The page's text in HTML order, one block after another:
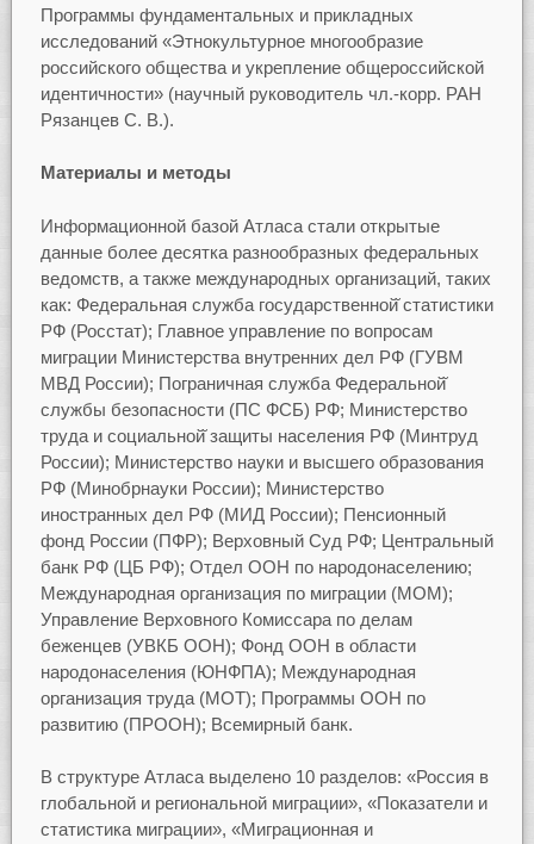
Программы фундаментальных и прикладных
исследований «Этнокультурное многообразие
российского общества и укрепление общероссийской
идентичности» (научный руководитель чл.-корр. РАН
Рязанцев С. В.).
Материалы и методы
Информационной базой Атласа стали открытые
данные более десятка разнообразных федеральных
ведомств, а также международных организаций, таких
как: Федеральная служба государственной̆ статистики
РФ (Росстат); Главное управление по вопросам
миграции Министерства внутренних дел РФ (ГУВМ
МВД России); Пограничная служба Федеральной̆
службы безопасности (ПС ФСБ) РФ; Министерство
труда и социальной̆ защиты населения РФ (Минтруд
России); Министерство науки и высшего образования
РФ (Минобрнауки России); Министерство
иностранных дел РФ (МИД России); Пенсионный
фонд России (ПФР); Верховный Суд РФ; Центральный
банк РФ (ЦБ РФ); Отдел ООН по народонаселению;
Международная организация по миграции (МОМ);
Управление Верховного Комиссара по делам
беженцев (УВКБ ООН); Фонд ООН в области
народонаселения (ЮНФПА); Международная
организация труда (МОТ); Программы ООН по
развитию (ПРООН); Всемирный банк.
В структуре Атласа выделено 10 разделов: «Россия в
глобальной и региональной миграции», «Показатели и
статистика миграции», «Миграционная и